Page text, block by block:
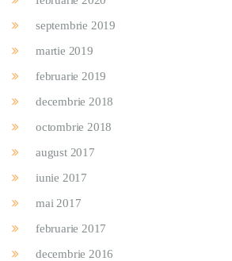
septembrie 2019
martie 2019
februarie 2019
decembrie 2018
octombrie 2018
august 2017
iunie 2017
mai 2017
februarie 2017
decembrie 2016